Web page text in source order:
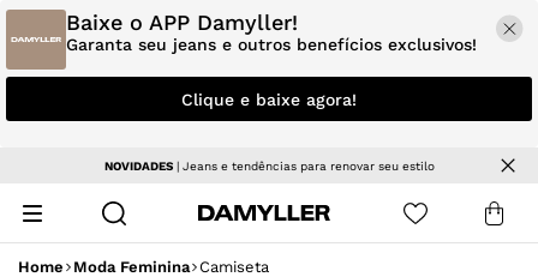
Baixe o APP Damyller!
Garanta seu jeans e outros benefícios exclusivos!
Clique e baixe agora!
NOVIDADES| Jeans e tendências para renovar seu estilo
Home Moda Feminina Camiseta